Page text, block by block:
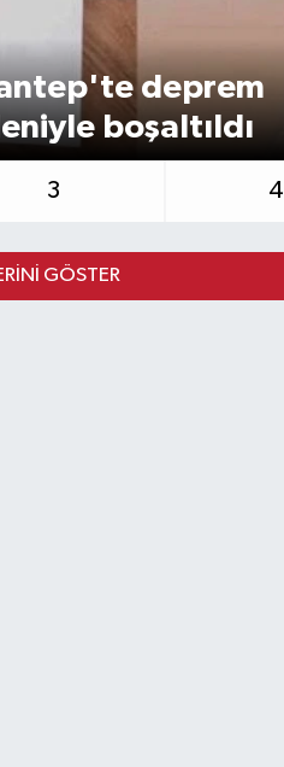
deprem
boşaltıldı
3 4
GÖSTER